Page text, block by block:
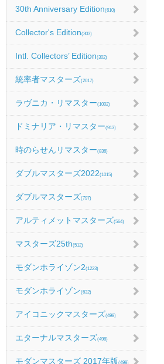
30th Anniversary Edition(610)
Collector's Edition(303)
Intl. Collectors’ Edition(302)
統率者マスターズ(2017)
ラヴニカ・リマスター(1002)
ドミナリア・リマスター(913)
時のらせんリマスター(836)
ダブルマスターズ2022(1015)
ダブルマスターズ(797)
アルティメットマスターズ(564)
マスターズ25th(512)
モダンホライゾン2(1223)
モダンホライゾン(632)
アイコニックマスターズ(498)
エターナルマスターズ(498)
モダンマスターズ 2017年版(498)